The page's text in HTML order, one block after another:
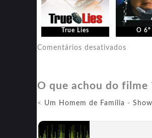
True Lies O
Comentários desativados
Dia
O que achou do filme
< Um Homem de Família -